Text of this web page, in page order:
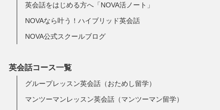
英会話をはじめる方へ「NOVA活ノート」
NOVAなら叶う！ハイブリッド英会話
NOVA公式スクールブログ
英会話コース一覧
グループレッスン英会話（おためし留学）
マンツーマンレッスン英会話（マンツーマン留学）